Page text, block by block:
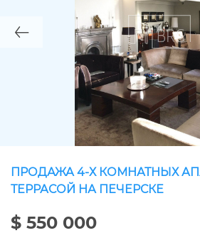
ПРОДАЖА 4-Х КОМНАТНЫХ
ТЕРРАСОЙ НА ПЕЧЕРСКЕ
$ 550 000